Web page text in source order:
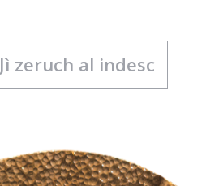
Jì zeruch al indesc